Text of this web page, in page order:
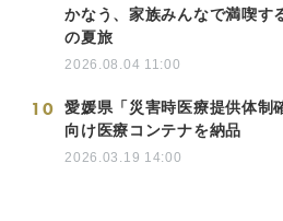
かなう、家族みんなで満喫す
の夏旅
2026.08.04 11:00
10
愛媛県「災害時医療提供体制
向け医療コンテナを納品
2026.03.19 14:00